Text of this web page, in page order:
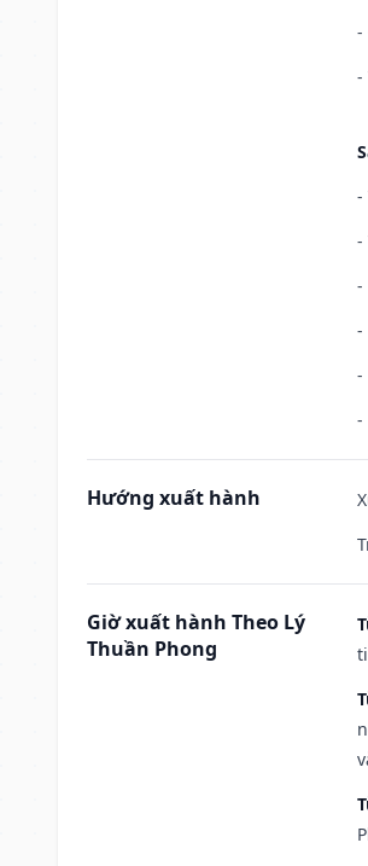
-
-
-
-
-
-
-
-
Hướng xuất hành
Giờ xuất hành Theo Lý
Thuần Phong